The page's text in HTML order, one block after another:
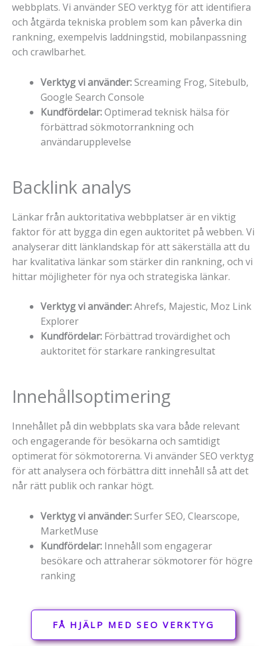
webbplats. Vi använder SEO verktyg för att identifiera
och åtgärda tekniska problem som kan påverka din
rankning, exempelvis laddningstid, mobilanpassning
och crawlbarhet.
Verktyg vi använder:Screaming Frog, Sitebulb,
Google Search Console
Kundfördelar:Optimerad teknisk hälsa för
förbättrad sökmotorrankning och
användarupplevelse
Backlink analys
Länkar från auktoritativa webbplatser är en viktig
faktor för att bygga din egen auktoritet på webben. Vi
analyserar ditt länklandskap för att säkerställa att du
har kvalitativa länkar som stärker din rankning, och vi
hittar möjligheter för nya och strategiska länkar.
Verktyg vi använder:Ahrefs, Majestic, Moz Link
Explorer
Kundfördelar: Förbättrad trovärdighet och
auktoritet för starkare rankingresultat
Innehållsoptimering
Innehållet på din webbplats ska vara både relevant
och engagerande för besökarna och samtidigt
optimerat för sökmotorerna. Vi använder SEO verktyg
för att analysera och förbättra ditt innehåll så att det
når rätt publik och rankar högt.
Verktyg vi använder:Surfer SEO, Clearscope,
MarketMuse
Kundfördelar: Innehåll som engagerar
besökare och attraherar sökmotorer för högre
ranking
FÅ HJÄLP MED SEO VERKTYG